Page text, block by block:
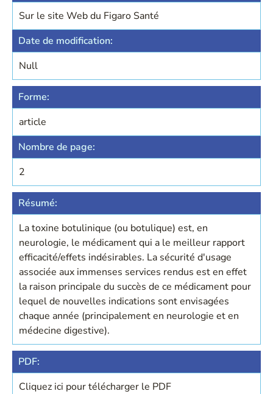
Sur le site Web du Figaro Santé
Date de modification:
Null
Forme:
article
Nombre de page:
2
Résumé:
La toxine botulinique (ou botulique) est, en
neurologie, le médicament qui a le meilleur rapport
efficacité/effets indésirables. La sécurité d'usage
associée aux immenses services rendus est en effet
la raison principale du succès de ce médicament pour
lequel de nouvelles indications sont envisagées
chaque année (principalement en neurologie et en
médecine digestive).
PDF:
Cliquez ici pour télécharger le PDF